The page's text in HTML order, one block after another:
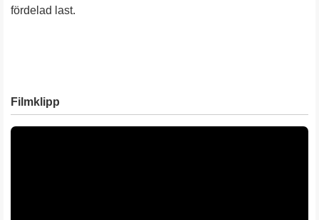
fördelad last.
Filmklipp